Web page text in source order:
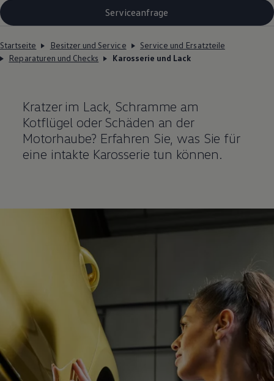
Serviceanfrage
Startseite Besitzer und Service
Service und Ersatzteile
Reparaturen und Checks
Karosserie und Lack
Kratzer im Lack, Schramme am
Kotflügel oder Schäden an der
Motorhaube? Erfahren Sie, was Sie für
eine intakte Karosserie tun können.